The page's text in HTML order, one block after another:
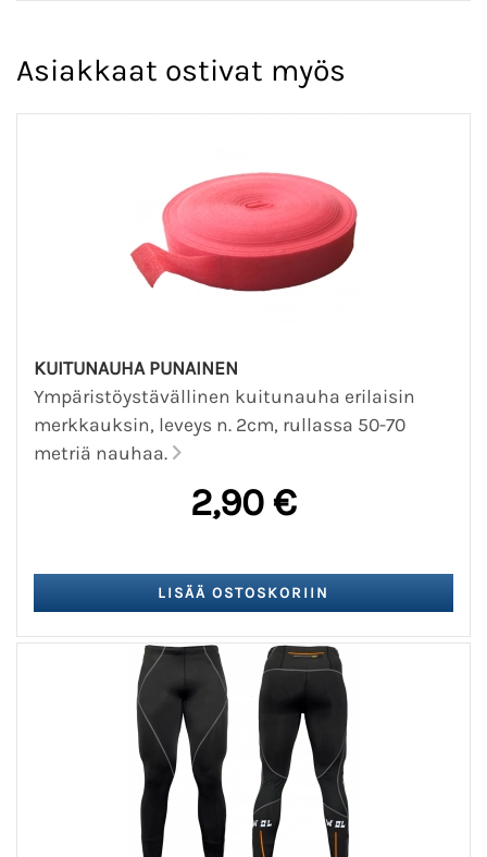
Asiakkaat ostivat myös
KUITUNAUHA PUNAINEN
Ympäristöystävällinen kuitunauha erilaisin
merkkauksin, leveys n. 2cm, rullassa 50-70
metriä nauhaa.
2,90 €